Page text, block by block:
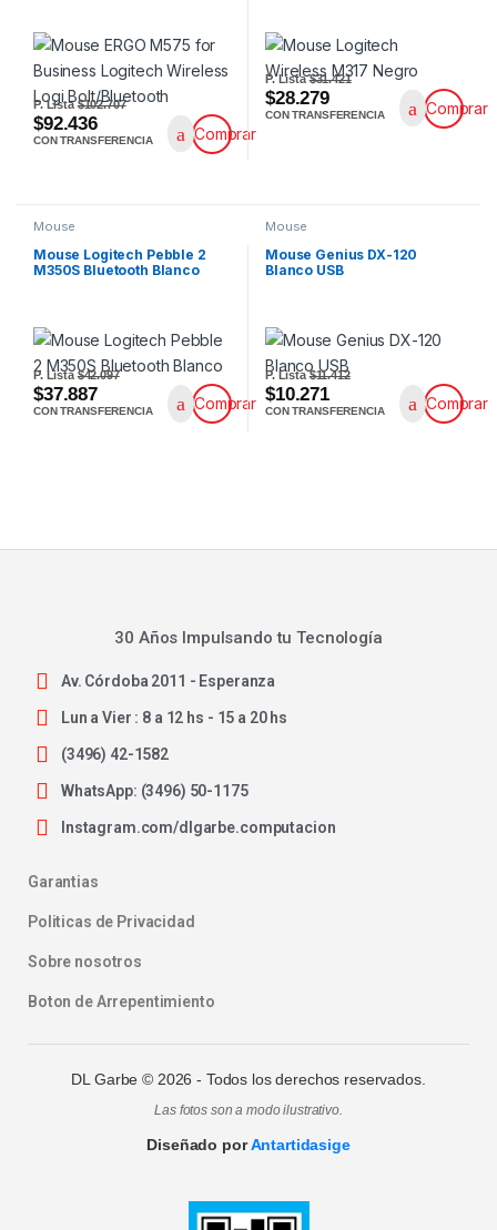
P. Lista$102.707
$92.436
CON TRANSFERENCIA Comprar
P. Lista$31.421
$28.279
CON TRANSFERENCIA Comprar
Mouse
Mouse Logitech Pebble 2
M350S Bluetooth Blanco
P. Lista$42.097
$37.887
CON TRANSFERENCIA Comprar
Mouse
Mouse Genius DX-120
Blanco USB
P. Lista$11.412
$10.271
CON TRANSFERENCIA Comprar
30 Años Impulsando tu Tecnología
Av. Córdoba 2011 - Esperanza
Lun a Vier : 8 a 12 hs - 15 a 20 hs
(3496) 42-1582
WhatsApp: (3496) 50-1175
Instagram.com/dlgarbe.computacion
Garantias
Politicas de Privacidad
Sobre nosotros
Boton de Arrepentimiento
DL Garbe © 2026 - Todos los derechos reservados.
Las fotos son a modo ilustrativo.
Diseñado porAntartidasige